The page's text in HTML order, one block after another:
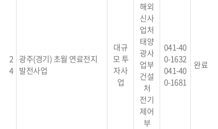
2
4
광주(경기) 초월 연료전지
발전사업
대규
모 투
자사
업
해외
신사
업처
태양
광사
업부
건설
처
전기
제어
부
041-40
0-1632
041-40
0-1681
완료